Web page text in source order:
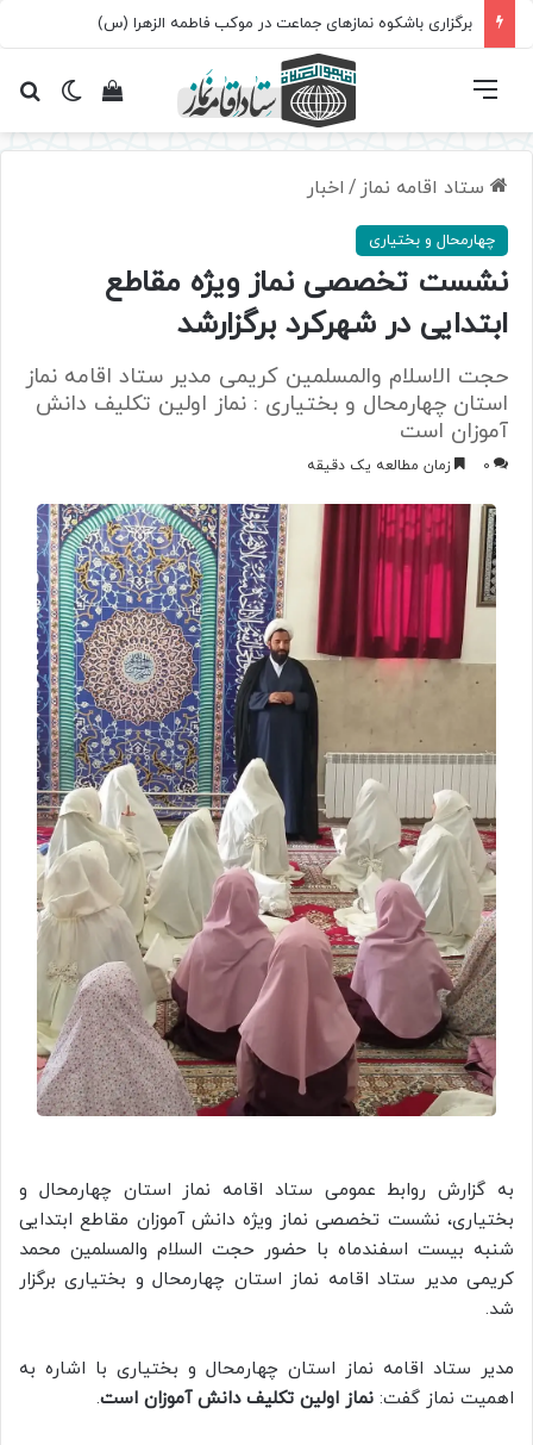
برگزاری باشکوه نمازهای جماعت در موکب فاطمه الزهرا (س)
تغییرمشاهده فهرست
ستاد اقامه نماز / اخبار
چهارمحال و بختیاری
نشست تخصصی نماز ویژه مقاطع
ابتدایی در شهرکرد برگزارشد
حجت الاسلام والمسلمین کریمی مدیر ستاد اقامه نماز
استان چهارمحال و بختیاری : نماز اولین تکلیف دانش
آموزان است
0 زمان مطالعه یک دقیقه
به گزارش روابط عمومی ستاد اقامه نماز استان چهارمحال و
بختیاری، نشست تخصصی نماز ویژه دانش آموزان مقاطع ابتدایی
شنبه بیست اسفندماه با حضور حجت السلام والمسلمین محمد
کریمی مدیر ستاد اقامه نماز استان چهارمحال و بختیاری برگزار
شد.
مدیر ستاد اقامه نماز استان چهارمحال و بختیاری با اشاره به
اهمیت نماز گفت: نماز اولین تکلیف دانش آموزان است.